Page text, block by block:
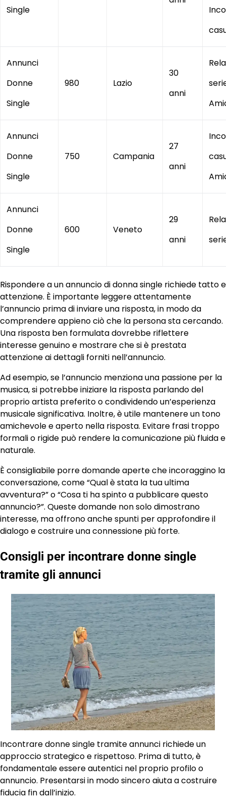
Single
Annunci
Donne
Single
980 Lazio
30
anni
Annunci
Donne
Single
750 Campania
27
anni
Annunci
Donne
Single
600 Veneto
29
anni
Rispondere a un annuncio di donna single richiede tatto e
attenzione. È importante leggere attentamente
l’annuncio prima di inviare una risposta, in modo da
comprendere appieno ciò che la persona sta cercando.
Una risposta ben formulata dovrebbe riflettere
interesse genuino e mostrare che si è prestata
attenzione ai dettagli forniti nell’annuncio.
Ad esempio, se l’annuncio menziona una passione per la
musica, si potrebbe iniziare la risposta parlando del
proprio artista preferito o condividendo un’esperienza
musicale significativa. Inoltre, è utile mantenere un tono
amichevole e aperto nella risposta. Evitare frasi troppo
formali o rigide può rendere la comunicazione più fluida e
naturale.
È consigliabile porre domande aperte che incoraggino la
conversazione, come “Qual è stata la tua ultima
avventura?” o “Cosa ti ha spinto a pubblicare questo
annuncio?”. Queste domande non solo dimostrano
interesse, ma offrono anche spunti per approfondire il
dialogo e costruire una connessione più forte.
Consigli per incontrare donne single
tramite gli annunci
Incontrare donne single tramite annunci richiede un
approccio strategico e rispettoso. Prima di tutto, è
fondamentale essere autentici nel proprio profilo o
annuncio. Presentarsi in modo sincero aiuta a costruire
fiducia fin dall’inizio.